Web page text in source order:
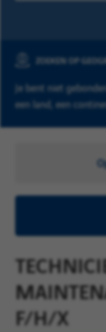
ZOEKEN OP
Je bent niet
een land, een
F/H/X